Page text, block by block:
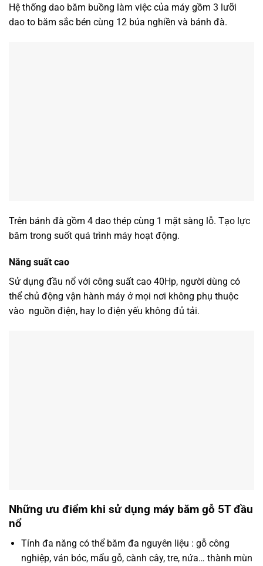
Hệ thống dao băm buồng làm việc của máy gồm 3 lưỡi
dao to băm sắc bén cùng 12 búa nghiền và bánh đà.
Trên bánh đà gồm 4 dao thép cùng 1 mặt sàng lỗ. Tạo lực
băm trong suốt quá trình máy hoạt động.
Năng suất cao
Sử dụng đầu nổ với công suất cao 40Hp, người dùng có
thể chủ động vận hành máy ở mọi nơi không phụ thuộc
vào nguồn điện, hay lo điện yếu không đủ tải.
Những ưu điểm khi sử dụng máy băm gỗ 5T đầu
nổ
Tính đa năng có thể băm đa nguyên liệu : gỗ công
nghiệp, ván bóc, mẩu gỗ, cành cây, tre, nứa… thành mùn